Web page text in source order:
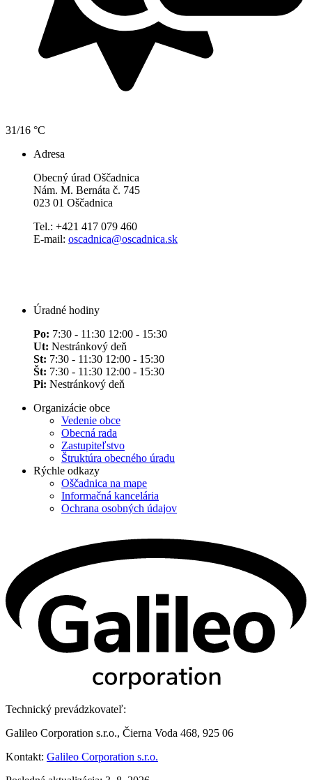
31/16 °C
Adresa
Obecný úrad Oščadnica
Nám. M. Bernáta č. 745
023 01 Oščadnica
Tel.: +421 417 079 460
E-mail: oscadnica@oscadnica.sk
Úradné hodiny
Po: 7:30 - 11:30 12:00 - 15:30
Ut: Nestránkový deň
St: 7:30 - 11:30 12:00 - 15:30
Št: 7:30 - 11:30 12:00 - 15:30
Pi: Nestránkový deň
Organizácie obce
Vedenie obce
Obecná rada
Zastupiteľstvo
Štruktúra obecného úradu
Rýchle odkazy
Oščadnica na mape
Informačná kancelária
Ochrana osobných údajov
Technický prevádzkovateľ:
Galileo Corporation s.r.o., Čierna Voda 468, 925 06
Kontakt: Galileo Corporation s.r.o.